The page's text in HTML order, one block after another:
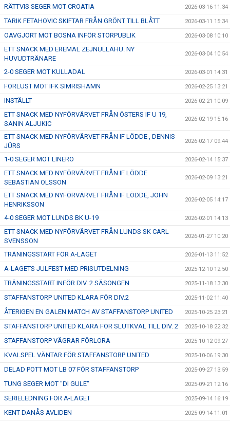
RÄTTVIS SEGER MOT CROATIA 2026-03-16 11:34
TARIK FETAHOVIC SKIFTAR FRÅN GRÖNT TILL BLÅTT 2026-03-11 15:34
OAVGJORT MOT BOSNA INFÖR STORPUBLIK 2026-03-08 10:10
ETT SNACK MED EREMAL ZEJNULLAHU. NY
HUVUDTRÄNARE
2026-03-04 10:54
2-0 SEGER MOT KULLADAL 2026-03-01 14:31
FÖRLUST MOT IFK SIMRISHAMN 2026-02-25 13:21
INSTÄLLT 2026-02-21 10:09
ETT SNACK MED NYFÖRVÄRVET FRÅN ÖSTERS IF U 19,
SANIN ALJUKIC
2026-02-19 15:16
ETT SNACK MED NYFÖRVÄRVET FRÅN IF LÖDDE , DENNIS
JÜRS
2026-02-17 09:44
1-0 SEGER MOT LINERO 2026-02-14 15:37
ETT SNACK MED NYFÖRVÄRVET FRÅN IF LÖDDE
SEBASTIAN OLSSON
2026-02-09 13:21
ETT SNACK MED NYFÖRVÄRVET FRÅN IF LÖDDE, JOHN
HENRIKSSON
2026-02-05 14:17
4-0 SEGER MOT LUNDS BK U-19 2026-02-01 14:13
ETT SNACK MED NYFÖRVÄRVET FRÅN LUNDS SK CARL
SVENSSON
2026-01-27 10:20
TRÄNINGSSTART FÖR A-LAGET 2026-01-13 11:52
A-LAGETS JULFEST MED PRISUTDELNING 2025-12-10 12:50
TRÄNINGSSTART INFÖR DIV. 2 SÄSONGEN 2025-11-18 13:30
STAFFANSTORP UNITED KLARA FÖR DIV.2 2025-11-02 11:40
ÅTERIGEN EN GALEN MATCH AV STAFFANSTORP UNITED 2025-10-25 23:21
STAFFANSTORP UNITED KLARA FÖR SLUTKVAL TILL DIV. 2 2025-10-18 22:32
STAFFANSTORP VÄGRAR FÖRLORA 2025-10-12 09:27
KVALSPEL VÄNTAR FÖR STAFFANSTORP UNITED 2025-10-06 19:30
DELAD POTT MOT LB 07 FÖR STAFFANSTORP 2025-09-27 13:59
TUNG SEGER MOT "DI GULE" 2025-09-21 12:16
SERIELEDNING FÖR A-LAGET 2025-09-14 16:19
KENT DANÅS AVLIDEN 2025-09-14 11:01